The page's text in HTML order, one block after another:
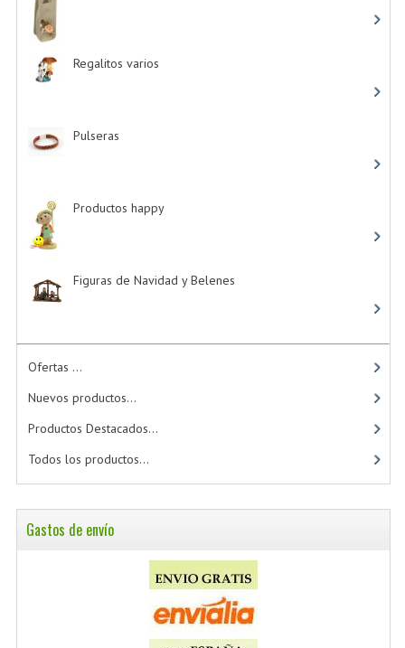
Regalitos varios
Pulseras
Productos happy
Figuras de Navidad y Belenes
Ofertas ...
Nuevos productos...
Productos Destacados...
Todos los productos...
Gastos de envío